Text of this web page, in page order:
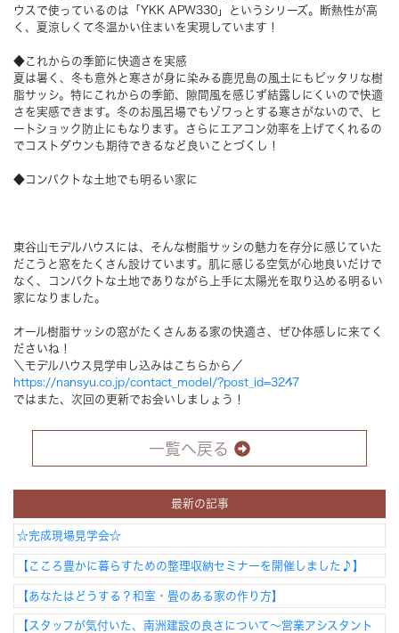
Techno EX テクノストラクチャーEX
ウスで使っているのは「YKK APW330」というシリーズ。断熱性が高
く、夏涼しくて冬温かい住まいを実現しています！
◆これからの季節に快適さを実感
夏は暑く、冬も意外と寒さが身に染みる鹿児島の風土にもピッタリな樹
脂サッシ。特にこれからの季節、隙間風を感じず結露しにくいので快適
さを実感できます。冬のお風呂場でもゾワっとする寒さがないので、ヒ
ートショック防止にもなります。さらにエアコン効率を上げてくれるの
でコストダウンも期待できるなど良いことづくし！
◆コンパクトな土地でも明るい家に
東谷山モデルハウスには、そんな樹脂サッシの魅力を存分に感じていた
だこうと窓をたくさん設けています。肌に感じる空気が心地良いだけで
なく、コンパクトな土地でありながら上手に太陽光を取り込める明るい
家になりました。
オール樹脂サッシの窓がたくさんある家の快適さ、ぜひ体感しに来てく
ださいね！
＼モデルハウス見学申し込みはこちらから／
https://nansyu.co.jp/contact_model/?post_id=3247
ではまた、次回の更新でお会いしましょう！
一覧へ戻る
最新の記事
☆完成現場見学会☆
【こころ豊かに暮らすための整理収納セミナーを開催しました♪】
【あなたはどうする？和室・畳のある家の作り方】
【スタッフが気付いた、南洲建設の良さについて～営業アシスタント